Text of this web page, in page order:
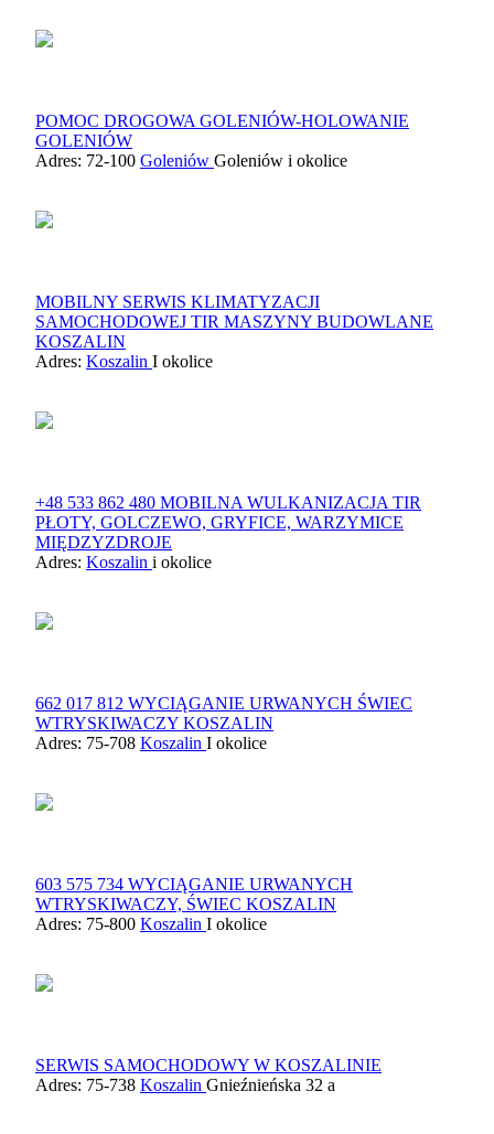
POMOC DROGOWA GOLENIÓW-HOLOWANIE
GOLENIÓW
Adres: 72-100 Goleniów Goleniów i okolice
MOBILNY SERWIS KLIMATYZACJI
SAMOCHODOWEJ TIR MASZYNY BUDOWLANE
KOSZALIN
Adres: Koszalin I okolice
+48 533 862 480 MOBILNA WULKANIZACJA TIR
PŁOTY, GOLCZEWO, GRYFICE, WARZYMICE
MIĘDZYZDROJE
Adres: Koszalin i okolice
662 017 812 WYCIĄGANIE URWANYCH ŚWIEC
WTRYSKIWACZY KOSZALIN
Adres: 75-708 Koszalin I okolice
603 575 734 WYCIĄGANIE URWANYCH
WTRYSKIWACZY, ŚWIEC KOSZALIN
Adres: 75-800 Koszalin I okolice
SERWIS SAMOCHODOWY W KOSZALINIE
Adres: 75-738 Koszalin Gnieźnieńska 32 a